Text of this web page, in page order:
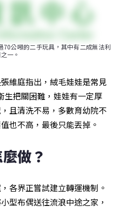
公噸的二手玩具，其中有二成無法利
一。
維庭指出，絨毛娃娃是常見
生把關困難，娃娃有一定厚
且清洗不易，多數育幼院不
也不高，最後只能丟掉。
做？
各界正嘗試建立轉運機制。
型布偶送往流浪中途之家，